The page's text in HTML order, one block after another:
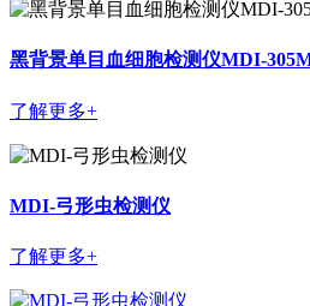
黑背景单目血细胞检测仪MDI-
了解更多+
MDI-弓形虫检测仪
了解更多+